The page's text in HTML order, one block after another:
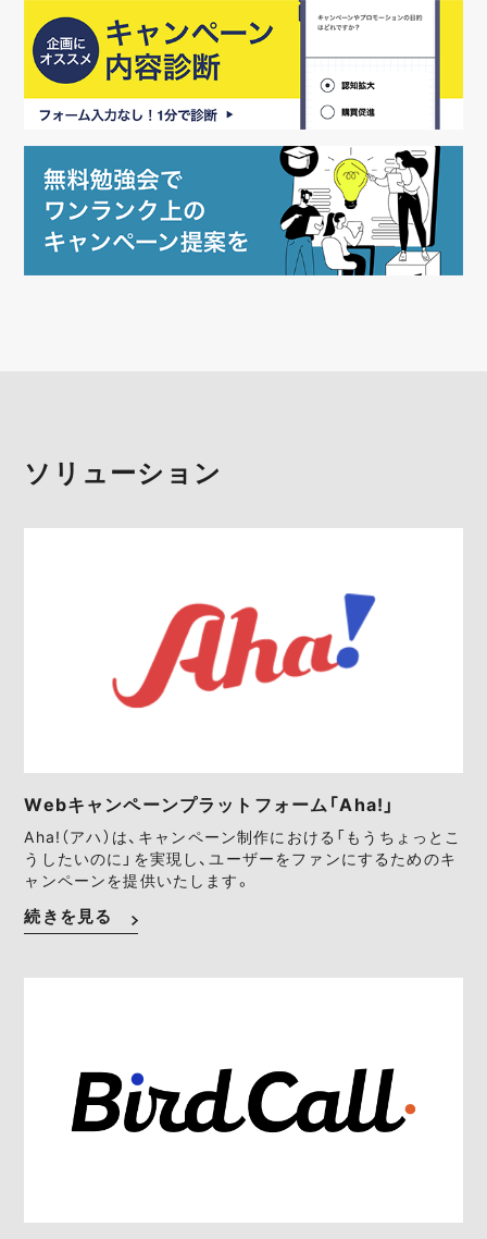
ソリューション
Webキャンペーンプラットフォーム「Aha!」
Aha!（アハ）は、キャンペーン制作における「もうちょっとこ
うしたいのに」を実現し、ユーザーをファンにするためのキ
ャンペーンを提供いたします。
続きを見る